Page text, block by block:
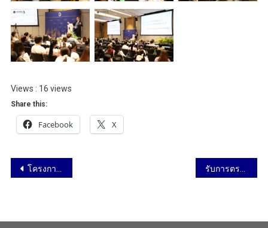
Views : 16 views
Share this:
Facebook X
โครงการ ค่ายวิทยาศาสตร์และนวัตกรรม โรงเรียนบ้านปล่องเหลียม จังหวัดสมุทรสาคร วันที่ 28 สิงหาคม 2568